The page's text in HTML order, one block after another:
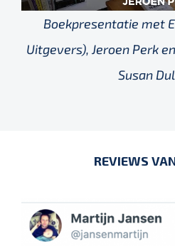
Boekpresentatie met
Uitgevers), Jeroen Perk
Susan
REVIEWS